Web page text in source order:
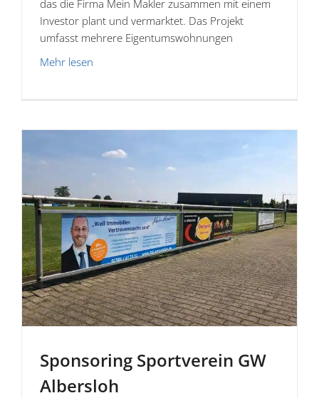
das die Firma Mein Makler zusammen mit einem
Investor plant und vermarktet. Das Projekt
umfasst mehrere Eigentumswohnungen
Mehr lesen
Sponsoring Sport­verein GW
Albersloh